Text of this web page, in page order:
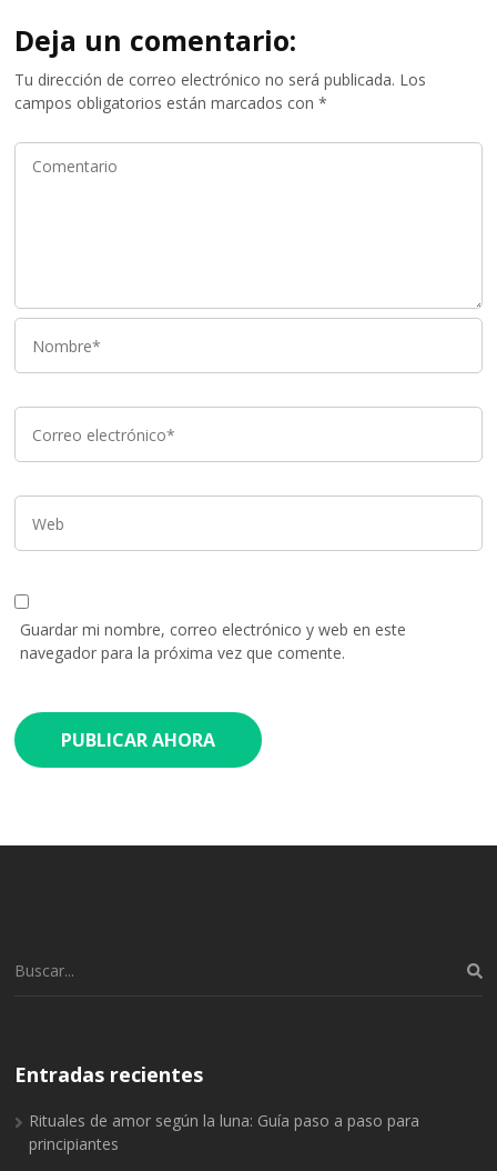
Deja un comentario:
Tu dirección de correo electrónico no será publicada. Los
campos obligatorios están marcados con*
Guardar mi nombre, correo electrónico y web en este
navegador para la próxima vez que comente.
Buscar:
Entradas recientes
Rituales de amor según la luna: Guía paso a paso para
principiantes